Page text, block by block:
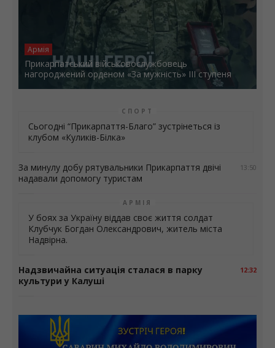
Армія
Прикарпатський військовослужбовець
нагороджений орденом «За мужність» ІІІ ступеня
СПОРТ
Сьогодні “Прикарпаття-Благо” зустрінеться із
клубом «Куликів-Білка»
13:50
За минулу добу рятувальники Прикарпаття двічі
надавали допомогу туристам
АРМІЯ
У боях за Україну віддав своє життя солдат
Клубчук Богдан Олександрович, житель міста
Надвірна.
12:32
Надзвичайна ситуація сталася в парку
культури у Калуші